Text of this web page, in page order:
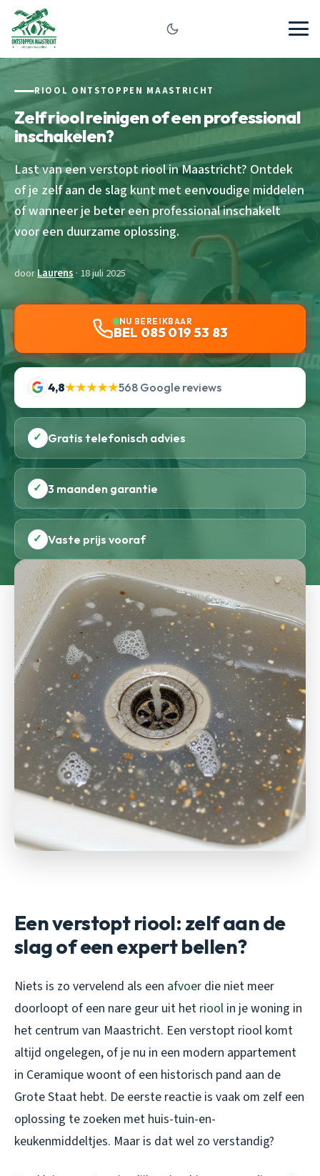
RIOOL ONTSTOPPEN MAASTRICHT
Zelf riool reinigen of een professional
inschakelen?
Last van een verstopt riool in Maastricht? Ontdek
of je zelf aan de slag kunt met eenvoudige middelen
of wanneer je beter een professional inschakelt
voor een duurzame oplossing.
doorLaurens· 18 juli 2025
NU BEREIKBAAR
BEL 085 019 53 83
4,8★★★★★568 Google reviews
✓ Gratis telefonisch advies
✓ 3 maanden garantie
✓ Vaste prijs vooraf
Een verstopt riool: zelf aan de
slag of een expert bellen?
Niets is zo vervelend als een afvoer die niet meer
doorloopt of een nare geur uit het riool in je woning in
het centrum van Maastricht. Een verstopt riool komt
altijd ongelegen, of je nu in een modern appartement
in Ceramique woont of een historisch pand aan de
Grote Staat hebt. De eerste reactie is vaak om zelf een
oplossing te zoeken met huis-tuin-en-
keukenmiddeltjes. Maar is dat wel zo verstandig?